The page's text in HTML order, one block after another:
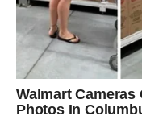
JARAC –
SimbolKamenog
odluke. Naredni dani